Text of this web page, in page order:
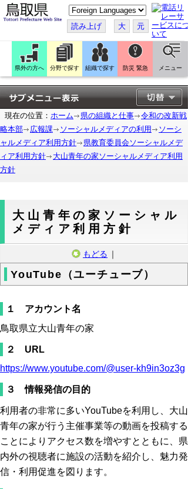
こ
の
ペ
ー
ジ
翻
訳
す
る
読み上げ 大 元
県外の方へ 分野で探す 組織で探す 防災 緊急 メニュー
現在の位置： ホーム 県の組織と仕事
令和の改新戦
略本部
広報課 ソーシャルメディアの利用
ソーシ
ャルメディア利用方針
県教育委員会ソーシャルメデ
ィア利用方針
大山青年の家ソーシャルメディア利用
方針
大山青年の家ソーシャル
メディア利用方針
もどる ｜
YouTube（ユーチューブ）
１ アカウント名
鳥取県立大山青年の家
２ URL
https://www.youtube.com/@user-kh9in3oz3g
３ 情報発信の目的
利用者の非常に多いYouTubeを利用し、大山
青年の家が行う主催事業等の動画を投稿する
ことによりアクセス数を増やすとともに、県
内外の視聴者に施設の活動を紹介し、魅力発
信・利用促進を図ります。